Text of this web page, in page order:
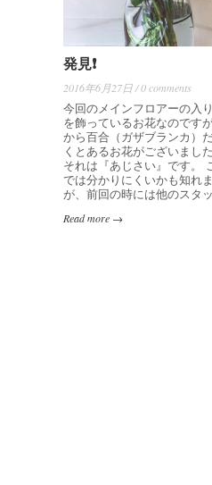
発見❗️
2016年6月27日 / 0 comments
今回のメインフロアーの入
を飾っているお花なのです
から百合（ガザブランカ）
くとあるお花がございまし
それは『あじさい』です。
では分かりにくいかも知れ
が、前回の時には他のスタ
Read more →